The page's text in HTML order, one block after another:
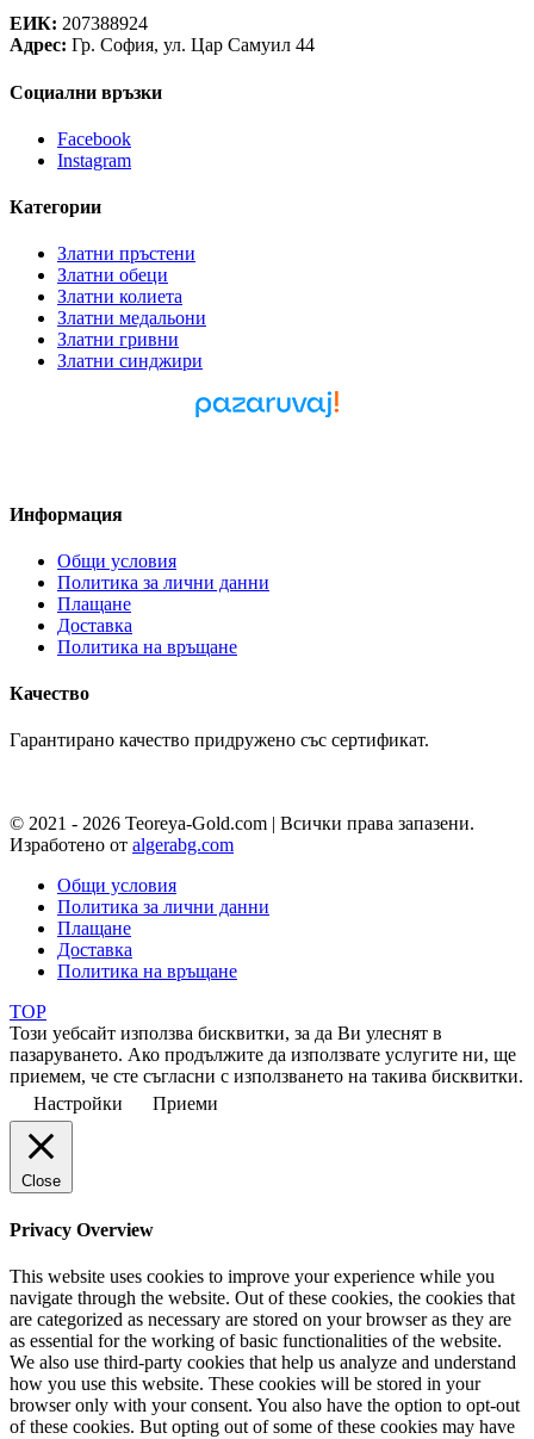
ЕИК: 207388924
Адрес: Гр. София, ул. Цар Самуил 44
Социални връзки
Facebook
Instagram
Категории
Златни пръстени
Златни обеци
Златни колиета
Златни медальони
Златни гривни
Златни синджири
Информация
Общи условия
Политика за лични данни
Плащане
Доставка
Политика на връщане
Качество
Гарантирано качество придружено със сертификат.
© 2021 - 2026 Teoreya-Gold.com | Всички права запазени.
Изработено от algerabg.com
Общи условия
Политика за лични данни
Плащане
Доставка
Политика на връщане
TOP
Този уебсайт използва бисквитки, за да Ви улеснят в
пазаруването. Ако продължите да използвате услугите ни, ще
приемем, че сте съгласни с използването на такива бисквитки.
Настройки
Приеми
Close
Privacy Overview
This website uses cookies to improve your experience while you
navigate through the website. Out of these cookies, the cookies that
are categorized as necessary are stored on your browser as they are
as essential for the working of basic functionalities of the website.
We also use third-party cookies that help us analyze and understand
how you use this website. These cookies will be stored in your
browser only with your consent. You also have the option to opt-out
of these cookies. But opting out of some of these cookies may have